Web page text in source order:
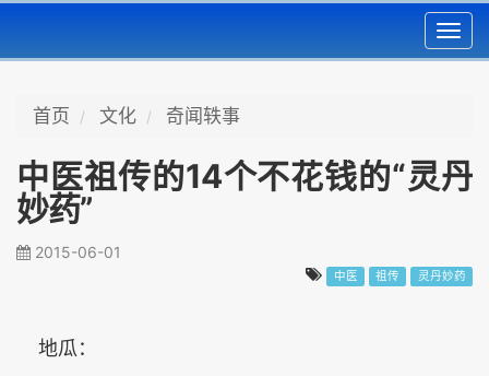
首页 文化 奇闻轶事
中医祖传的14个不花钱的“灵丹
妙药”
2015-06-01
中医 祖传 灵丹妙药
地瓜：